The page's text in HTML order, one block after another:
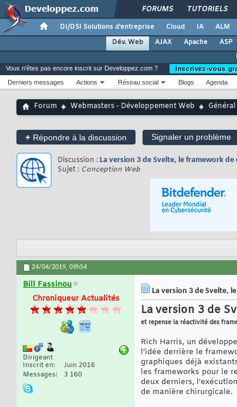
FORUMS TUTORIELS
DI/DSI Solutions d'entreprise Cloud IA ALM
Dév. Web
AJAX Apache ASP
Vous n'êtes pas encore inscrit sur Developpez.com ?
Inscrivez-vous
Derniers messages
Actions Réseau social Blogs Agenda
Forum Webmasters - Développement Web
+ Répondre à la discussion Signaler un problème
Discussion : La version 3 de Svelte, le framework
Sujet : Conception Web
24/04/2019, 09h54
Bill Fassinou
Chroniqueur Actualités
Dirigeant
Inscrit en
Juin 2016
Messages
3 160
La version 3 de Svelte,
La version 3 de
et repense la réactivité des
Rich Harris, un
l’idée derrière le
graphiques déjà
les frameworks pour le
deux derniers,
de manière chirurgicale.